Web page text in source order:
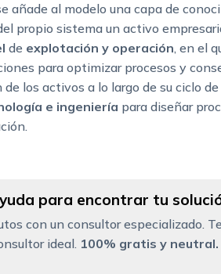
añade al modelo una capa de
propio sistema un activo
de explotación y operación, en el
para optimizar procesos y
los activos a lo largo de su ciclo
e ingeniería para diseñar
para encontrar tu
con un consultor especializado.
ideal. 100% gratis y neutral.